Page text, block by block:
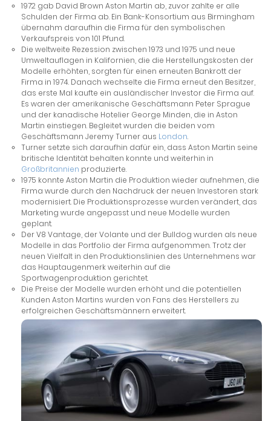
1972 gab David Brown Aston Martin ab, zuvor zahlte er alle
Schulden der Firma ab. Ein Bank-Konsortium aus Birmingham
übernahm daraufhin die Firma für den symbolischen
Verkaufspreis von 101 Pfund.
Die weltweite Rezession zwischen 1973 und 1975 und neue
Umweltauflagen in Kalifornien, die die Herstellungskosten der
Modelle erhöhten, sorgten für einen erneuten Bankrott der
Firma in 1974. Danach wechselte die Firma erneut den Besitzer,
das erste Mal kaufte ein ausländischer Investor die Firma auf.
Es waren der amerikanische Geschäftsmann Peter Sprague
und der kanadische Hotelier George Minden, die in Aston
Martin einstiegen. Begleitet wurden die beiden vom
Geschäftsmann Jeremy Turner aus London.
Turner setzte sich daraufhin dafür ein, dass Aston Martin seine
britische Identität behalten konnte und weiterhin in
Großbritannien produzierte.
1975 konnte Aston Martin die Produktion wieder aufnehmen, die
Firma wurde durch den Nachdruck der neuen Investoren stark
modernisiert. Die Produktionsprozesse wurden verändert, das
Marketing wurde angepasst und neue Modelle wurden
geplant.
Der V8 Vantage, der Volante und der Bulldog wurden als neue
Modelle in das Portfolio der Firma aufgenommen. Trotz der
neuen Vielfalt in den Produktionslinien des Unternehmens war
das Hauptaugenmerk weiterhin auf die
Sportwagenproduktion gerichtet.
Die Preise der Modelle wurden erhöht und die potentiellen
Kunden Aston Martins wurden von Fans des Herstellers zu
erfolgreichen Geschäftsmännern erweitert.